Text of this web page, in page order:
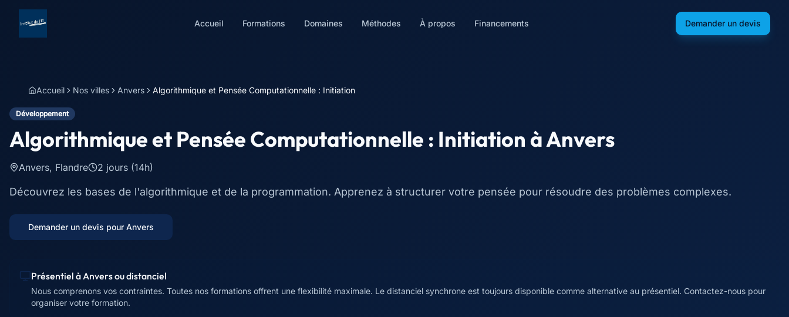
Accueil Formations Domaines Méthodes À propos Financements Demander un devis
Accueil Nos villes Anvers Algorithmique et Pensée Computationnelle : Initiation
Développement
Algorithmique et Pensée Computationnelle : Initiation àAnvers
Anvers, Flandre 2 jours (14h)
Découvrez les bases de l'algorithmique et de la programmation. Apprenez à structurer votre pensée pour résoudre des problèmes complexes.
Demander un devis pour Anvers
Présentiel àAnversou distanciel
Nous comprenons vos contraintes. Toutes nos formations offrent une flexibilité maximale. Le distanciel synchrone est toujours disponible comme alternative au présentiel. Contactez-nous pour
organiser votre formation.